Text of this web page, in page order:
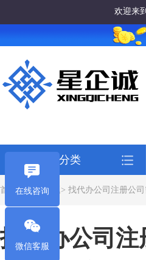
欢迎来
全部服务分类
在线咨询
微信客服
首页>常见问题> 找代办公司注册公
找代办公司